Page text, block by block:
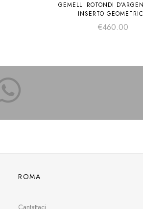
GEMELLI ROTONDI
INSERTO
€460.00
ROMA
Cantattaci